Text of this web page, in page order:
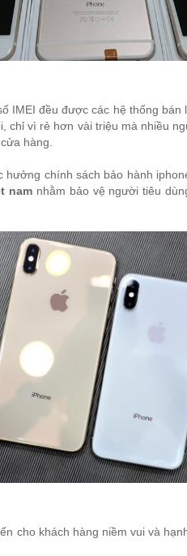
đều được các hệ thống
vì rẻ hơn vài triệu mà nhiều
hàng.
chính sách bảo hành
namnhằm bảo vệ người tiêu
cho khách hàng niềm vui và